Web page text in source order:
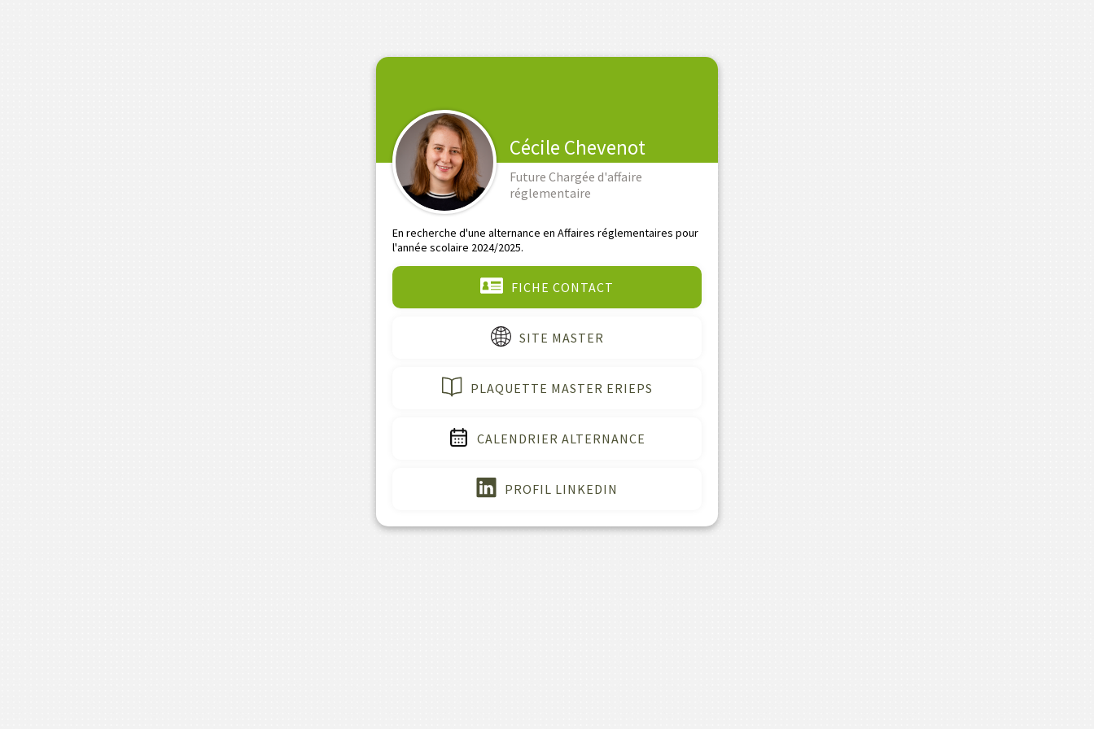
Cécile Chevenot
Future Chargée d'affaire
réglementaire
En recherche d'une alternance en Affaires réglementaires pour
l'année scolaire 2024/2025.
FICHE CONTACT
SITE MASTER
PLAQUETTE MASTER ERIEPS
CALENDRIER ALTERNANCE
PROFIL LINKEDIN